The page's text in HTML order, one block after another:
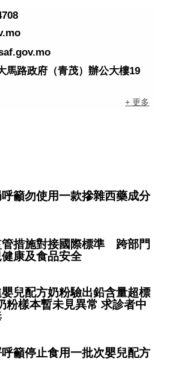
馬路政府（青茂）辦公大樓19
+ 更多
籲勿使用一款摻雜西藥成分
管措施對接國際標準 跨部門
康及食品安全
兒配方奶粉驗出鉛含量超標
粉樣本暫未見異常 求診者中
籲停止食用一批次嬰兒配方